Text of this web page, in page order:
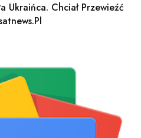
Ukraińca. Chciał Przewieźć